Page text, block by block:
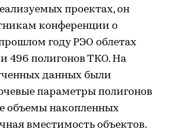
проектах, он
конференции о
году РЭО облетах
496 полигонов ТКО. На
данных были
параметры полигонов
объемы накопленных
вместимость объектов.